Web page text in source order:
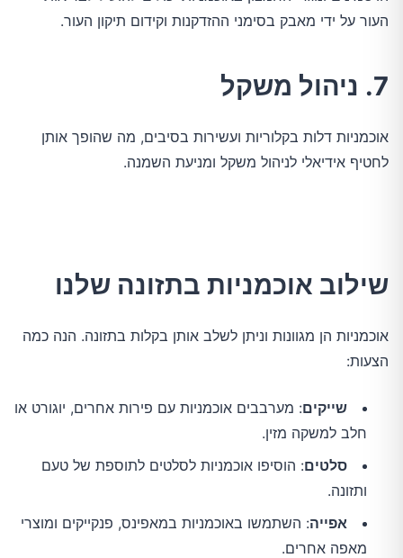
העור על ידי מאבק בסימני ההזדקנות וקידום תיקון העור.
7. ניהול משקל
אוכמניות דלות בקלוריות ועשירות בסיבים, מה שהופך אותן
לחטיף אידיאלי לניהול משקל ומניעת השמנה.
שילוב אוכמניות בתזונה שלנו
אוכמניות הן מגוונות וניתן לשלב אותן בקלות בתזונה. הנה כמה
הצעות:
שייקים: מערבבים אוכמניות עם פירות אחרים, יוגורט או
חלב למשקה מזין.
סלטים: הוסיפו אוכמניות לסלטים לתוספת של טעם
ותזונה.
אפייה: השתמשו באוכמניות במאפינס, פנקייקים ומוצרי
מאפה אחרים.